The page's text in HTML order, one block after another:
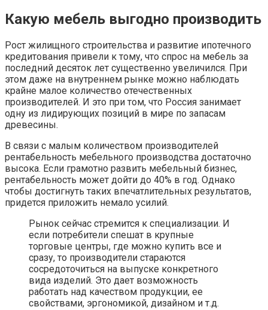
Какую мебель выгодно производить
Рост жилищного строительства и развитие ипотечного
кредитования привели к тому, что спрос на мебель за
последний десяток лет существенно увеличился. При
этом даже на внутреннем рынке можно наблюдать
крайне малое количество отечественных
производителей. И это при том, что Россия занимает
одну из лидирующих позиций в мире по запасам
древесины.
В связи с малым количеством производителей
рентабельность мебельного производства достаточно
высока. Если грамотно развить мебельный бизнес,
рентабельность может дойти до 40% в год. Однако
чтобы достигнуть таких впечатлительных результатов,
придется приложить немало усилий.
Рынок сейчас стремится к специализации. И
если потребители спешат в крупные
торговые центры, где можно купить все и
сразу, то производители стараются
сосредоточиться на выпуске конкретного
вида изделий. Это дает возможность
работать над качеством продукции, ее
свойствами, эргономикой, дизайном и т.д.